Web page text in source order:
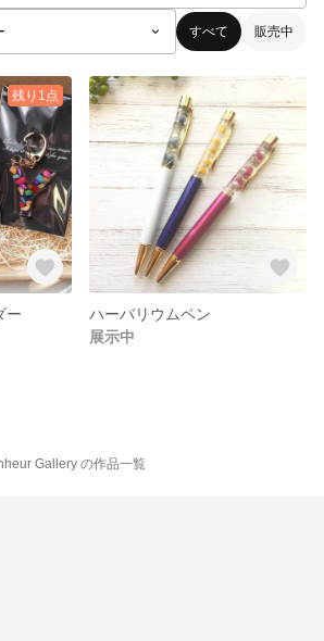
すべて 販売中
残り1点
ー
ハーバリウムペン
展示中
Gallery の作品一覧